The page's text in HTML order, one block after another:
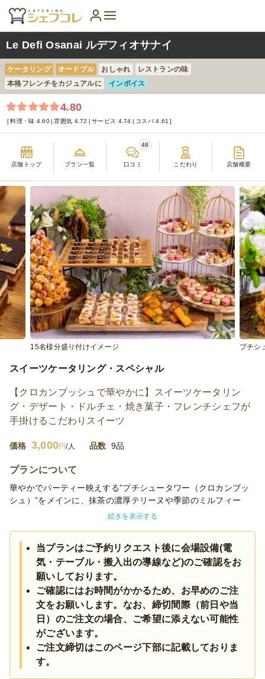
Le Defi Osanai ルデフィオサナイ
ケータリング オードブル おしゃれ
レストランの味
本格フレンチをカジュアルに
インボイス
4.80
料理・味 4.60 雰囲気 4.72 サービス 4.74 コスパ 4.61
店舗トップ プラン一覧 口コミ
48
こだわり 店舗概要
15名様分盛り付けイメージ プチシ
スイーツケータリング・スペシャル
【クロカンブッシュで華やかに】スイーツケータリン
グ・デザート・ドルチェ・焼き菓子・フレンチシェフが
手掛けるこだわりスイーツ
価格 3,000円/人 品数 9品
プランについて
華やかでパーティー映えする”プチシュータワー（クロカンブッ
シュ）”をメインに、抹茶の濃厚テリーヌや季節のミルフィー
ユ、上品なガトーオペラ、香ばしいバターフィナンシェ、旬の果
た。ひとつひとつ丁寧に仕上げた繊細な味わいが、パーティーや
ティータイムを格別に彩ります。特別な時間にふさわしい、ラグ
ジュアリーなスイーツケータリングプランです。
※お料理セッティング・撤収分のスタッフ人件費はプラン内に含
まれております。(スタッフ人数をご指定の場合は別途人件費が
発生する可能性がございます。)
※ご要望によりお料理の変更も可能ですので、お気軽にお問合せ
ください。
※季節毎の仕入れによりメニューが変わる場合がございます。予
続きを表示する
当プランはご予約リクエスト後に会場設備(電
気・テーブル・搬入出の導線など)のご確認をお
願いしております。
ご確認にはお時間がかかるため、お早めのご注
文をお願いします。なお、締切間際（前日や当
日）のご注文の場合、ご希望に添えない可能性
がございます。
ご注文締切はこのページ下部に記載しておりま
す。